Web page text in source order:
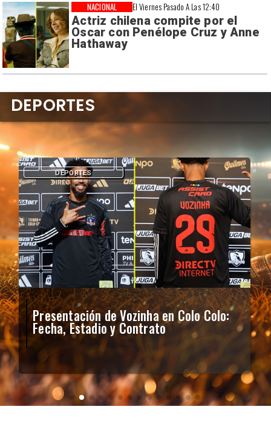
El Viernes Pasado A Las 12:40
Actriz chilena compite por el
Oscar con Penélope Cruz y Anne
Hathaway
NACIONAL
Presentación de Vozinha en Colo Colo:
Fecha, Estadio y Contrato
DEPORTES
DEPORTES